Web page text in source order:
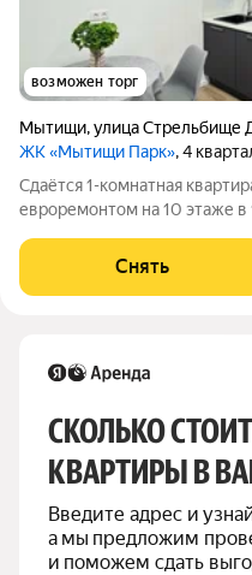
возможен торг
Мытищи,улица Стрельбище
ЖК «Мытищи Парк», 4
Сдаётся 1-комнатная
евроремонтом на 10 этаже в
Стиральная машина Холодильник Посудомоечная машина
Кондиционер Дом -
Снять
СКОЛЬКО
КВАРТИРЫ В
Введите адрес и
а мы предложим
и поможем сдать